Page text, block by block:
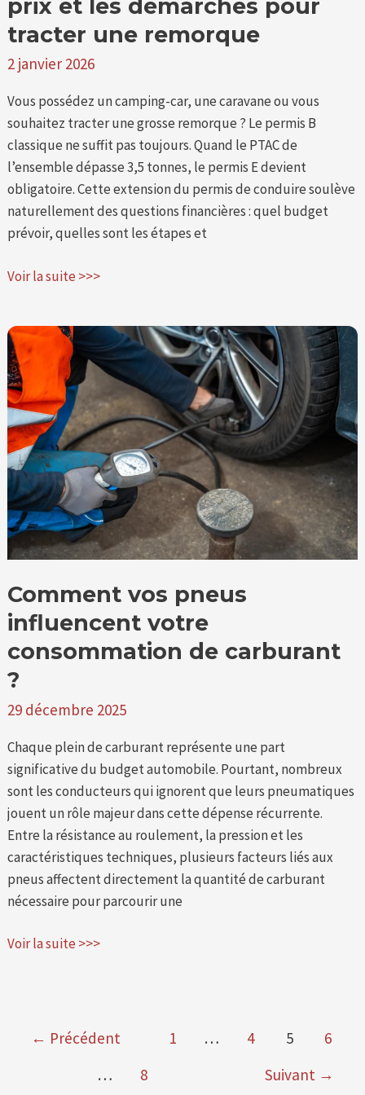
prix et les démarches pour
tracter une remorque
2 janvier 2026
Vous possédez un camping-car, une caravane ou vous
souhaitez tracter une grosse remorque ? Le permis B
classique ne suffit pas toujours. Quand le PTAC de
l’ensemble dépasse 3,5 tonnes, le permis E devient
obligatoire. Cette extension du permis de conduire soulève
naturellement des questions financières : quel budget
prévoir, quelles sont les étapes et
une
remorque
Voir la suite >>>
Comment vos pneus
influencent votre
consommation de carburant
?
29 décembre 2025
Chaque plein de carburant représente une part
significative du budget automobile. Pourtant, nombreux
sont les conducteurs qui ignorent que leurs pneumatiques
jouent un rôle majeur dans cette dépense récurrente.
Entre la résistance au roulement, la pression et les
caractéristiques techniques, plusieurs facteurs liés aux
pneus affectent directement la quantité de carburant
nécessaire pour parcourir une
Comment
vos
pneus
influencent
votre
consommation
de
carburant
?
Voir la suite >>>
← Précédent 1 … 4 5
6
…
8 Suivant →